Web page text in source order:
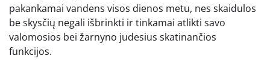
pakankamai vandens visos dienos metu, nes skaidulos
be skysčių negali išbrinkti ir tinkamai atlikti savo
valomosios bei žarnyno judesius skatinančios
funkcijos.